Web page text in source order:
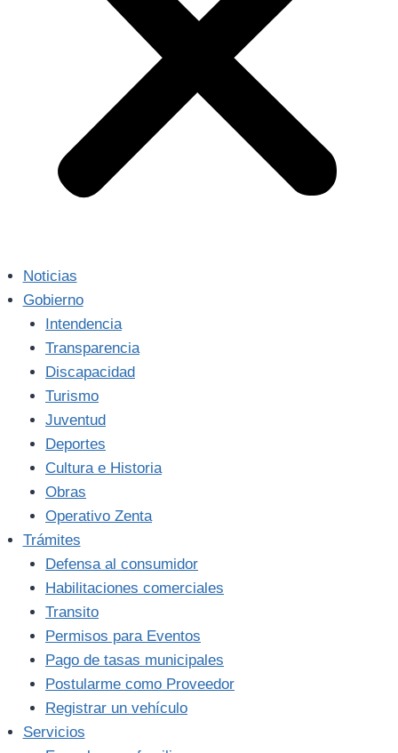
Noticias
Gobierno
Intendencia
Transparencia
Discapacidad
Turismo
Juventud
Deportes
Cultura e Historia
Obras
Operativo Zenta
Trámites
Defensa al consumidor
Habilitaciones comerciales
Transito
Permisos para Eventos
Pago de tasas municipales
Postularme como Proveedor
Registrar un vehículo
Servicios